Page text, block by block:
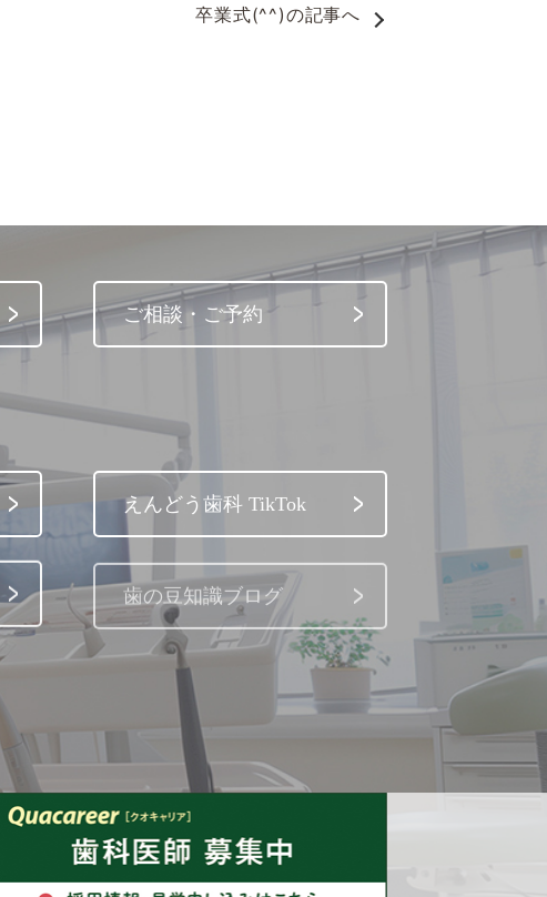
卒業式(^^)の記事へ
ご相談・ご予約
えんどう歯科 TikTok
歯の豆知識ブログ